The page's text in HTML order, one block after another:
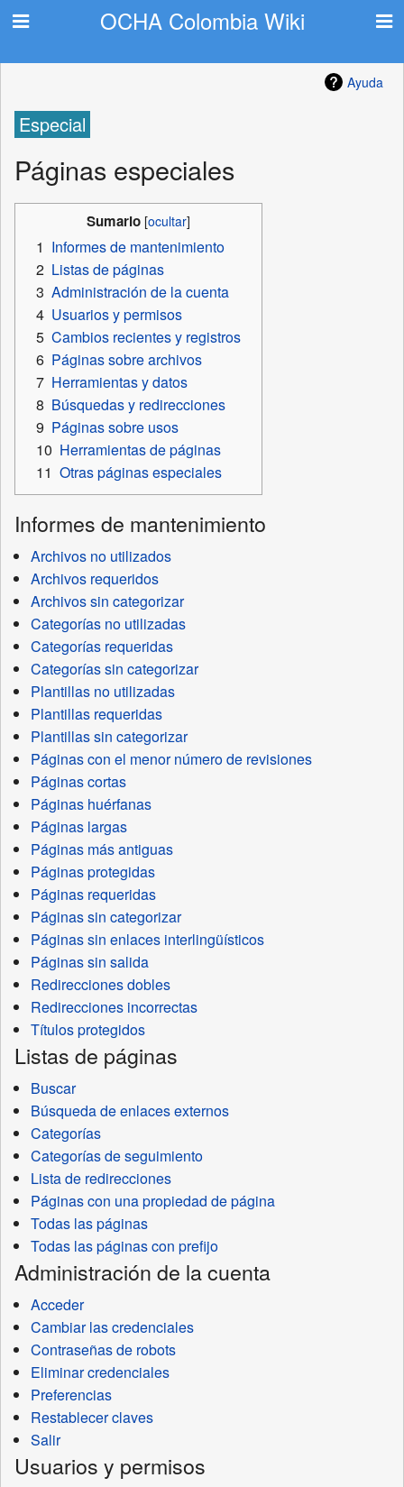
OCHA Colombia Wiki
Ayuda
Especial
Páginas especiales
Sumario
1 Informes de mantenimiento
2 Listas de páginas
3 Administración de la cuenta
4 Usuarios y permisos
5 Cambios recientes y registros
6 Páginas sobre archivos
7 Herramientas y datos
8 Búsquedas y redirecciones
9 Páginas sobre usos
10 Herramientas de páginas
11 Otras páginas especiales
Informes de mantenimiento
Archivos no utilizados
Archivos requeridos
Archivos sin categorizar
Categorías no utilizadas
Categorías requeridas
Categorías sin categorizar
Plantillas no utilizadas
Plantillas requeridas
Plantillas sin categorizar
Páginas con el menor número de revisiones
Páginas cortas
Páginas huérfanas
Páginas largas
Páginas más antiguas
Páginas protegidas
Páginas requeridas
Páginas sin categorizar
Páginas sin enlaces interlingüísticos
Páginas sin salida
Redirecciones dobles
Redirecciones incorrectas
Títulos protegidos
Listas de páginas
Buscar
Búsqueda de enlaces externos
Categorías
Categorías de seguimiento
Lista de redirecciones
Páginas con una propiedad de página
Todas las páginas
Todas las páginas con prefijo
Administración de la cuenta
Acceder
Cambiar las credenciales
Contraseñas de robots
Eliminar credenciales
Preferencias
Restablecer claves
Salir
Usuarios y permisos